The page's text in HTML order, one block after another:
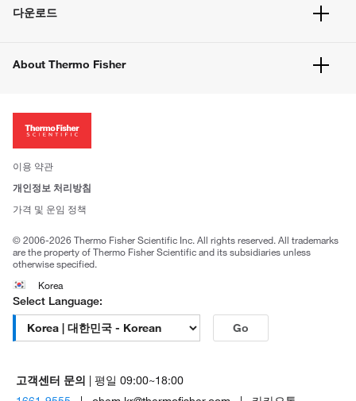
벌크 주문
고객 센터
웹사이트 개선사항
다운로드
About Thermo Fisher
투자자
사회적 책임
브랜드
이용 약관
개인정보 처리방침
가격 및 운임 정책
© 2006-2026 Thermo Fisher Scientific Inc. All rights reserved. All trademarks
are the property of Thermo Fisher Scientific and its subsidiaries unless
otherwise specified.
Korea
Select Language:
Go
고객센터 문의
| 평일 09:00~18:00